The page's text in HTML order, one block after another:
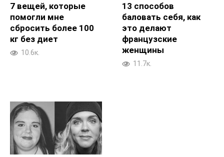
7 вещей, которые
помогли мне
сбросить более 100
кг без диет
10.6к.
13 способов
баловать себя, как
это делают
французские
женщины
11.7к.